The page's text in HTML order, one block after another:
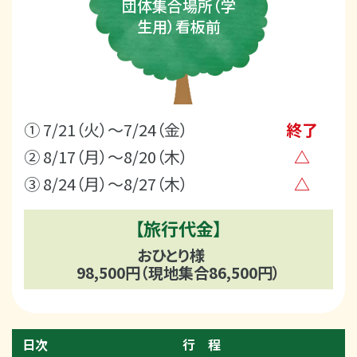
団体集合場所（学
生用）看板前
① 7/21（火）～7/24（金）
終了
② 8/17（月）～8/20（木）
△
③ 8/24（月）～8/27（木）
△
【旅行代金】
おひとり様
98,500円（現地集合86,500円）
日次 行 程